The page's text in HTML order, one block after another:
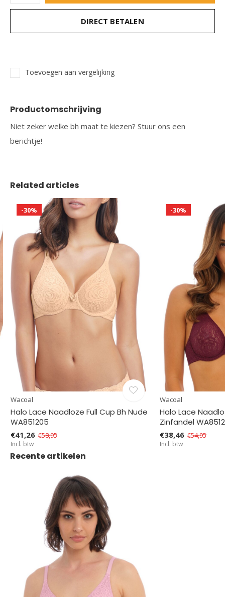
DIRECT BETALEN
Toevoegen aan vergelijking
Productomschrijving
Niet zeker welke bh maat te kiezen? Stuur ons een
berichtje!
Related articles
-30%
Wacoal
Halo Lace Naadloze Full Cup Bh Nude
WA851205
€41,26 €58,95
Incl. btw
-30%
Wacoal
Halo Lace
Zinfandel
€38,46 €54,95
Incl. btw
Recente artikelen